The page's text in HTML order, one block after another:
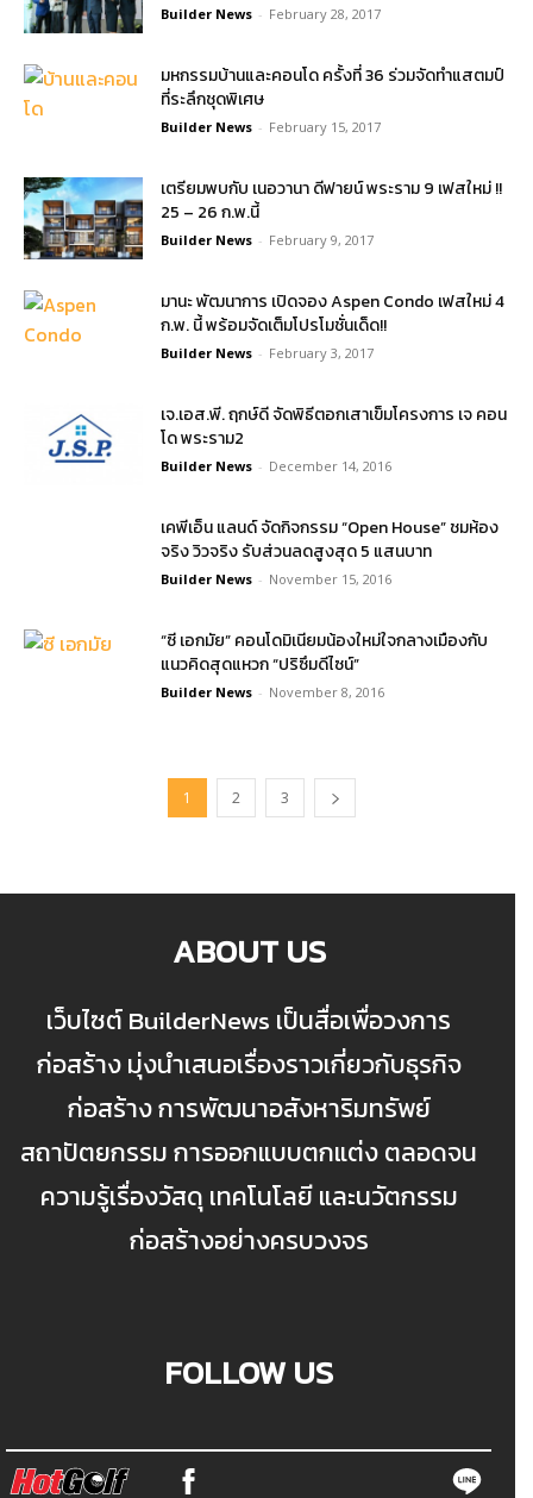
Builder News - February 28, 2017
มหกรรมบ้านและคอนโด ครั้งที่ 36 ร่วมจัดทำแสตมป์
ที่ระลึกชุดพิเศษ
Builder News - February 15, 2017
เตรียมพบกับ เนอวานา ดีฟายน์ พระราม 9 เฟสใหม่ !!
25 – 26 ก.พ.นี้
Builder News - February 9, 2017
มานะ พัฒนาการ เปิดจอง Aspen Condo เฟสใหม่ 4
ก.พ. นี้ พร้อมจัดเต็มโปรโมชั่นเด็ด!!
Builder News - February 3, 2017
เจ.เอส.พี. ฤกษ์ดี จัดพิธีตอกเสาเข็มโครงการ เจ คอน
โด พระราม2
Builder News - December 14, 2016
เคพีเอ็น แลนด์ จัดกิจกรรม “Open House” ชมห้อง
จริง วิวจริง รับส่วนลดสูงสุด 5 แสนบาท
Builder News - November 15, 2016
“ซี เอกมัย” คอนโดมิเนียมน้องใหม่ใจกลางเมืองกับ
แนวคิดสุดแหวก “ปริซึมดีไซน์”
Builder News - November 8, 2016
1 2 3
ABOUT US
เว็บไซต์ BuilderNews เป็นสื่อเพื่อวงการ
ก่อสร้าง มุ่งนำเสนอเรื่องราวเกี่ยวกับธุรกิจ
ก่อสร้าง การพัฒนาอสังหาริมทรัพย์
สถาปัตยกรรม การออกแบบตกแต่ง ตลอดจน
ความรู้เรื่องวัสดุ เทคโนโลยี และนวัตกรรม
ก่อสร้างอย่างครบวงจร
FOLLOW US